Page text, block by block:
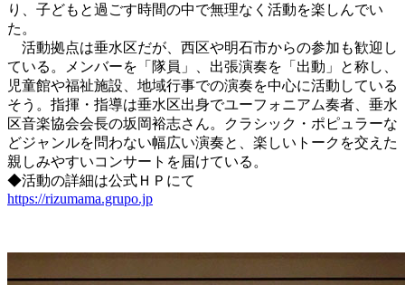
り、子どもと過ごす時間の中で無理なく活動を楽しんでい
た。
活動拠点は垂水区だが、西区や明石市からの参加も歓迎し
ている。メンバーを「隊員」、出張演奏を「出動」と称し、
児童館や福祉施設、地域行事での演奏を中心に活動している
そう。指揮・指導は垂水区出身でユーフォニアム奏者、垂水
区音楽協会会長の坂岡裕志さん。クラシック・ポピュラーな
どジャンルを問わない幅広い演奏と、楽しいトークを交えた
親しみやすいコンサートを届けている。
◆活動の詳細は公式ＨＰにて
https://rizumama.grupo.jp